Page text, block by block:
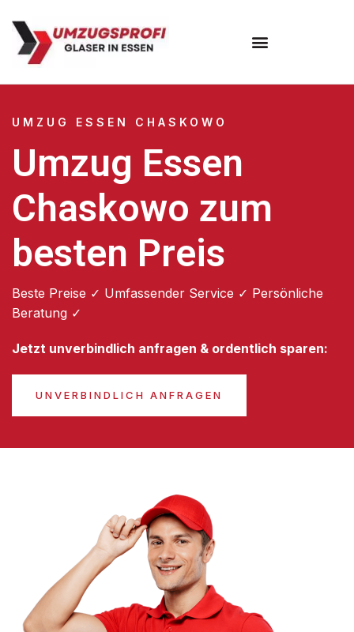
UMZUG ESSEN CHASKOWO
Umzug Essen
Chaskowo zum
besten Preis
Beste Preise ✓ Umfassender Service ✓ Persönliche
Beratung ✓
Jetzt unverbindlich anfragen & ordentlich sparen:
UNVERBINDLICH ANFRAGEN